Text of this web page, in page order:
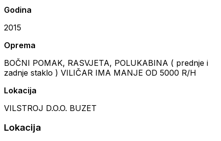
Godina
2015
Oprema
BOČNI POMAK, RASVJETA, POLUKABINA ( prednje i
zadnje staklo ) VILIČAR IMA MANJE OD 5000 R/H
Lokacija
VILSTROJ D.O.O. BUZET
Lokacija